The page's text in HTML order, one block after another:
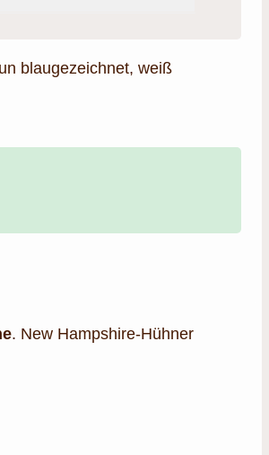
blaugezeichnet, weiß
. New Hampshire-Hühner